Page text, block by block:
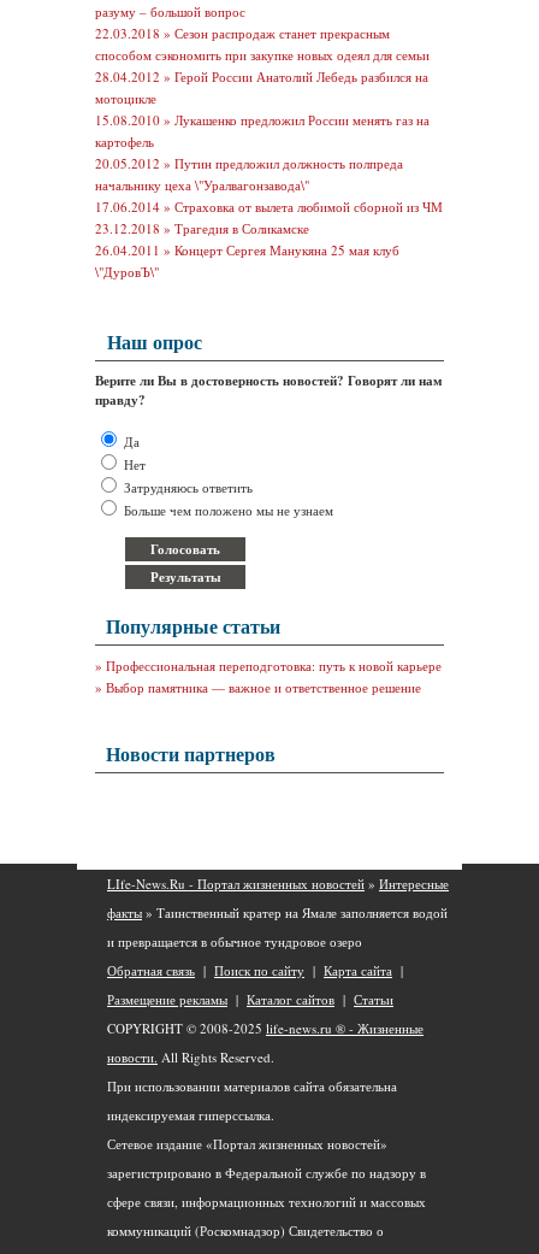
разуму – большой вопрос
22.03.2018 » Сезон распродаж станет прекрасным
способом сэкономить при закупке новых одеял для семьи
28.04.2012 » Герой России Анатолий Лебедь разбился на
мотоцикле
15.08.2010 » Лукашенко предложил России менять газ на
картофель
20.05.2012 » Путин предложил должность полпреда
начальнику цеха \"Уралвагонзавода\"
17.06.2014 » Страховка от вылета любимой сборной из ЧМ
23.12.2018 » Трагедия в Соликамске
26.04.2011 » Концерт Сергея Манукяна 25 мая клуб
\"ДуровЪ\"
Наш опрос
Верите ли Вы в достоверность новостей? Говорят ли нам
правду?
Да
Нет
Затрудняюсь ответить
Больше чем положено мы не узнаем
Популярные статьи
» Профессиональная переподготовка: путь к новой карьере
» Выбор памятника — важное и ответственное решение
Новости партнеров
LIfe-News.Ru - Портал жизненных новостей » Интересные
факты » Таинственный кратер на Ямале заполняется водой
и превращается в обычное тундровое озеро
Обратная связь | Поиск по сайту | Карта сайта |
Размещение рекламы | Каталог сайтов | Статьи
COPYRIGHT © 2008-2025 life-news.ru ® - Жизненные
новости. All Rights Reserved.
При использовании материалов сайта обязательна
индексируемая гиперссылка.
Сетевое издание «Портал жизненных новостей»
зарегистрировано в Федеральной службе по надзору в
сфере связи, информационных технологий и массовых
коммуникаций (Роскомнадзор) Свидетельство о